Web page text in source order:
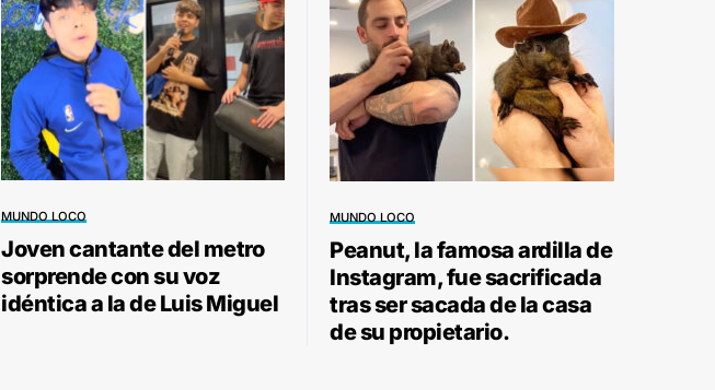
MUNDO LOCO
Joven cantante del metro
sorprende con su voz
idéntica a la de Luis Miguel
MUNDO LOCO
Peanut, la famosa ardilla de
Instagram, fue sacrificada
tras ser sacada de la casa
de su propietario.